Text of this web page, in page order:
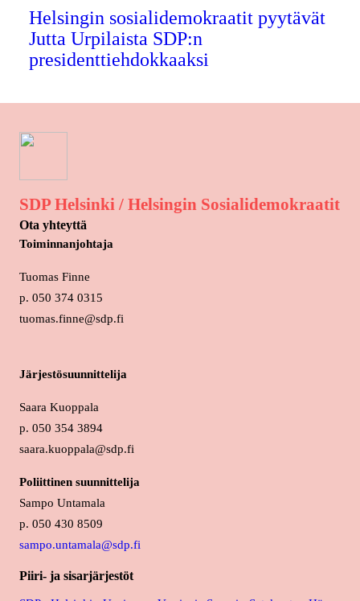
Helsingin sosialidemokraatit pyytävät
Jutta Urpilaista SDP:n
presidenttiehdokkaaksi
SDP Helsinki / Helsingin Sosialidemokraatit
Ota yhteyttä
Toiminnanjohtaja
Tuomas Finne
p. 050 374 0315
tuomas.finne@sdp.fi
Järjestösuunnittelija
Saara Kuoppala
p. 050 354 3894
saara.kuoppala@sdp.fi
Poliittinen suunnittelija
Sampo Untamala
p. 050 430 8509
sampo.untamala@sdp.fi
Piiri- ja sisarjärjestöt